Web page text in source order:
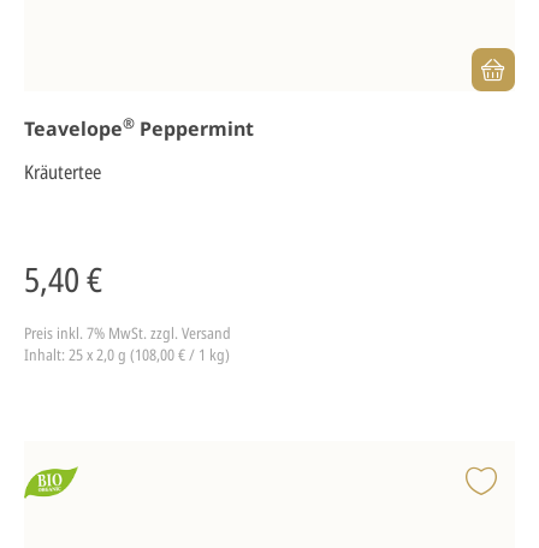
Teavelope® Peppermint
Kräutertee
5,40 €
Preis inkl. 7% MwSt. zzgl. Versand
Inhalt: 25 x 2,0 g (108,00 € / 1 kg)